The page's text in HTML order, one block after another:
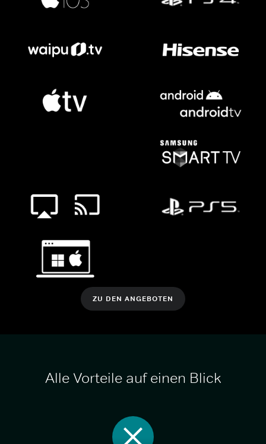
ZU DEN ANGEBOTEN
Alle Vorteile auf einen Blick